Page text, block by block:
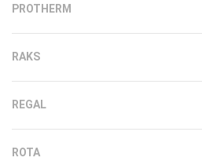
PROTHERM
RAKS
REGAL
ROTA